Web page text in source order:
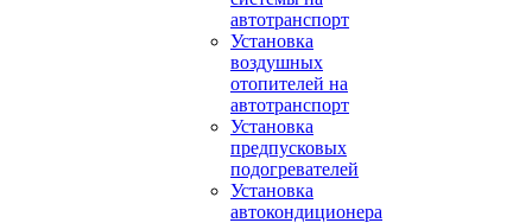
автотранспорт
Установка
воздушных
отопителей на
автотранспорт
Установка
предпусковых
подогревателей
Установка
автокондиционера